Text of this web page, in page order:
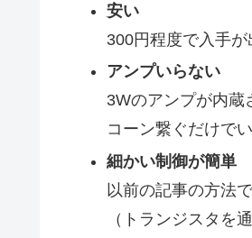
安い
300円程度で入手が
アンプいらない
3Wのアンプが内蔵
コーン繋ぐだけで
細かい制御が簡単
以前の記事の方法
（トランジスタを